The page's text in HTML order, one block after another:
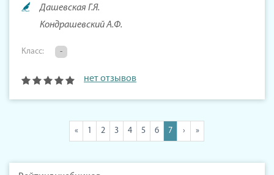
Дашевская Г.Я.
Кондрашевский А.Ф.
Класс: -
нет отзывов
« 1 2 3 4 5 6 7 › »